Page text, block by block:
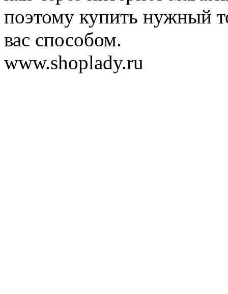
поэтому купить нужный
вас способом.
www.shoplady.ru